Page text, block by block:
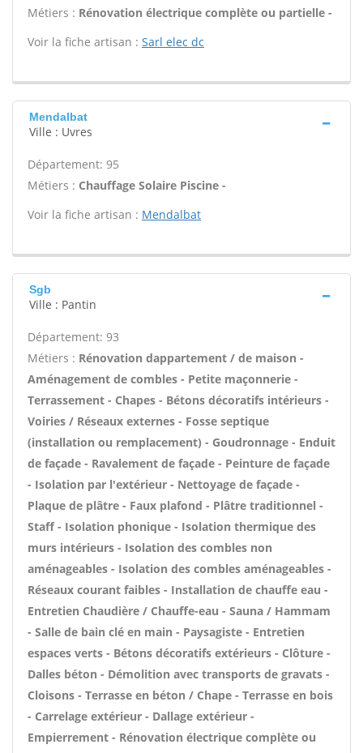
Métiers : Rénovation électrique complète ou partielle -
Voir la fiche artisan : Sarl elec dc
Mendalbat
Ville : Uvres
Département: 95
Métiers : Chauffage Solaire Piscine -
Voir la fiche artisan : Mendalbat
Sgb
Ville : Pantin
Département: 93
Métiers : Rénovation dappartement / de maison -
Aménagement de combles - Petite maçonnerie -
Terrassement - Chapes - Bétons décoratifs intérieurs -
Voiries / Réseaux externes - Fosse septique
(installation ou remplacement) - Goudronnage - Enduit
de façade - Ravalement de façade - Peinture de façade
- Isolation par l'extérieur - Nettoyage de façade -
Plaque de plâtre - Faux plafond - Plâtre traditionnel -
Staff - Isolation phonique - Isolation thermique des
murs intérieurs - Isolation des combles non
aménageables - Isolation des combles aménageables -
Réseaux courant faibles - Installation de chauffe eau -
Entretien Chaudière / Chauffe-eau - Sauna / Hammam
- Salle de bain clé en main - Paysagiste - Entretien
espaces verts - Bétons décoratifs extérieurs - Clôture -
Dalles béton - Démolition avec transports de gravats -
Cloisons - Terrasse en béton / Chape - Terrasse en bois
- Carrelage extérieur - Dallage extérieur -
Empierrement - Rénovation électrique complète ou